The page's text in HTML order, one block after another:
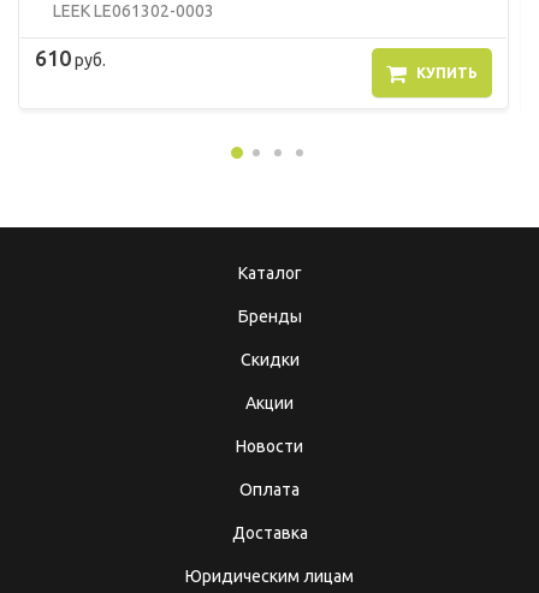
LEEK LE061302-0003
610руб.
КУПИТЬ
Каталог
Бренды
Скидки
Акции
Новости
Оплата
Доставка
Юридическим лицам